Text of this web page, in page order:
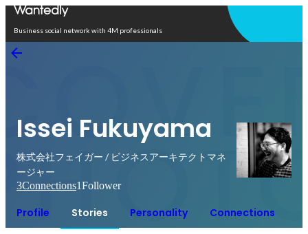
Business social network with 4M professionals
Issei Fukuyama
株式会社フェイガー / ビジネスアーキテクトマネ
ージャー
3Connections1Follower
Profile Stories Personality Connections